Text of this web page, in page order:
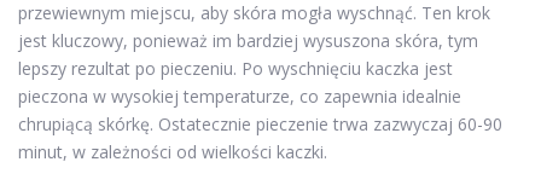
przewiewnym miejscu, aby skóra mogła wyschnąć. Ten krok
jest kluczowy, ponieważ im bardziej wysuszona skóra, tym
lepszy rezultat po pieczeniu. Po wyschnięciu kaczka jest
pieczona w wysokiej temperaturze, co zapewnia idealnie
chrupiącą skórkę. Ostatecznie pieczenie trwa zazwyczaj 60-90
minut, w zależności od wielkości kaczki.